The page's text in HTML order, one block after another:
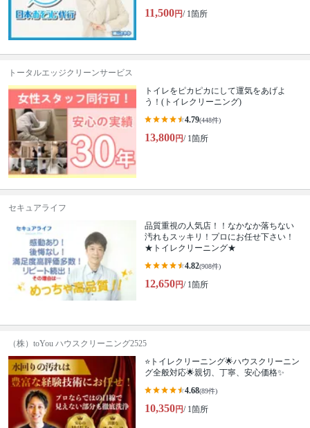
11,500円/ 1箇所
トータルエッジクリーンサービス
トイレをピカピカにして運気をあげよ
う！(トイレクリーニング)
4.79(448件)
13,800円/ 1箇所
セキュアライフ
品質重視の人気店！！なかなか落ちない
汚れもスッキリ！プロにお任せ下さい！
★トイレクリーニング★
4.82(908件)
12,650円/ 1箇所
（株）toYou ハウスクリーニング2525
⭐️トイレクリーニング🌟ハウスクリーニン
グ全般対応🌟親切、丁寧、安心価格✨
4.68(89件)
10,350円/ 1箇所